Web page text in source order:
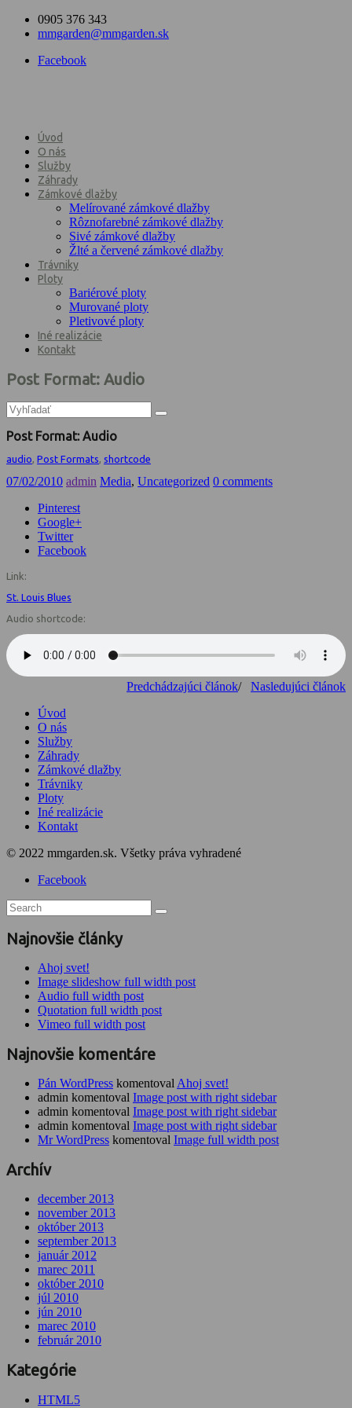
0905 376 343
mmgarden@mmgarden.sk
Facebook
Úvod
O nás
Služby
Záhrady
Zámkové dlažby
Melírované zámkové dlažby
Rôznofarebné zámkové dlažby
Sivé zámkové dlažby
Žlté a červené zámkové dlažby
Trávniky
Ploty
Bariérové ploty
Murované ploty
Pletivové ploty
Iné realizácie
Kontakt
Post Format: Audio
Post Format: Audio
audio, Post Formats, shortcode
07/02/2010 admin Media, Uncategorized 0 comments
Pinterest
Google+
Twitter
Facebook
Link:
St. Louis Blues
Audio shortcode:
Predchádzajúci článok/ Nasledujúci článok
Úvod
O nás
Služby
Záhrady
Zámkové dlažby
Trávniky
Ploty
Iné realizácie
Kontakt
© 2022 mmgarden.sk. Všetky práva vyhradené
Facebook
Najnovšie články
Ahoj svet!
Image slideshow full width post
Audio full width post
Quotation full width post
Vimeo full width post
Najnovšie komentáre
Pán WordPress komentoval Ahoj svet!
admin komentoval Image post with right sidebar
admin komentoval Image post with right sidebar
admin komentoval Image post with right sidebar
Mr WordPress komentoval Image full width post
Archív
december 2013
november 2013
október 2013
september 2013
január 2012
marec 2011
október 2010
júl 2010
jún 2010
marec 2010
február 2010
Kategórie
HTML5